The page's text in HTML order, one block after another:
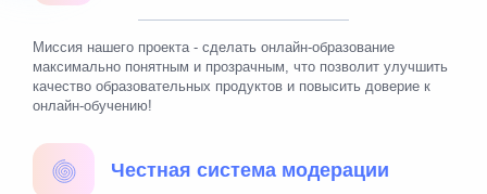
Миссия нашего проекта - сделать онлайн-образование
максимально понятным и прозрачным, что позволит улучшить
качество образовательных продуктов и повысить доверие к
онлайн-обучению!
Честная система модерации